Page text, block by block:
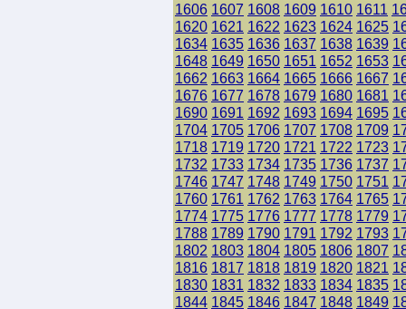
1606 1607 1608 1609 1610 1611
1620 1621 1622 1623 1624 1625
1634 1635 1636 1637 1638 1639
1648 1649 1650 1651 1652 1653
1662 1663 1664 1665 1666 1667
1676 1677 1678 1679 1680 1681
1690 1691 1692 1693 1694 1695
1704 1705 1706 1707 1708 1709
1718 1719 1720 1721 1722 1723
1732 1733 1734 1735 1736 1737
1746 1747 1748 1749 1750 1751
1760 1761 1762 1763 1764 1765
1774 1775 1776 1777 1778 1779
1788 1789 1790 1791 1792 1793
1802 1803 1804 1805 1806 1807
1816 1817 1818 1819 1820 1821
1830 1831 1832 1833 1834 1835
1844 1845 1846 1847 1848 1849